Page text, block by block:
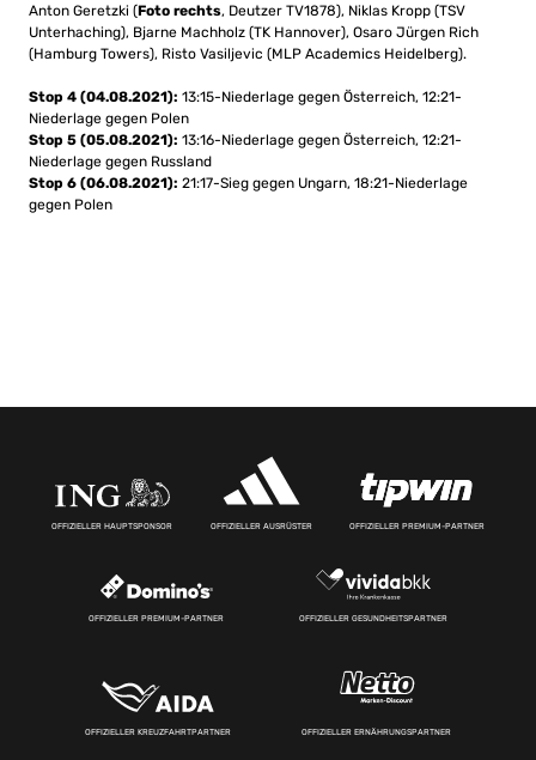
Anton Geretzki (Foto rechts, Deutzer TV1878), Niklas Kropp (TSV
Unterhaching), Bjarne Machholz (TK Hannover), Osaro Jürgen Rich
(Hamburg Towers), Risto Vasiljevic (MLP Academics Heidelberg).
Stop 4 (04.08.2021): 13:15-Niederlage gegen Österreich, 12:21-
Niederlage gegen Polen
Stop 5 (05.08.2021): 13:16-Niederlage gegen Österreich, 12:21-
Niederlage gegen Russland
Stop 6 (06.08.2021): 21:17-Sieg gegen Ungarn, 18:21-Niederlage
gegen Polen
OFFIZIELLER HAUPTSPONSOR OFFIZIELLER AUSRÜSTER OFFIZIELLER PREMIUM-PARTNER
OFFIZIELLER PREMIUM-PARTNER OFFIZIELLER GESUNDHEITSPARTNER
OFFIZIELLER KREUZFAHRTPARTNER OFFIZIELLER ERNÄHRUNGSPARTNER